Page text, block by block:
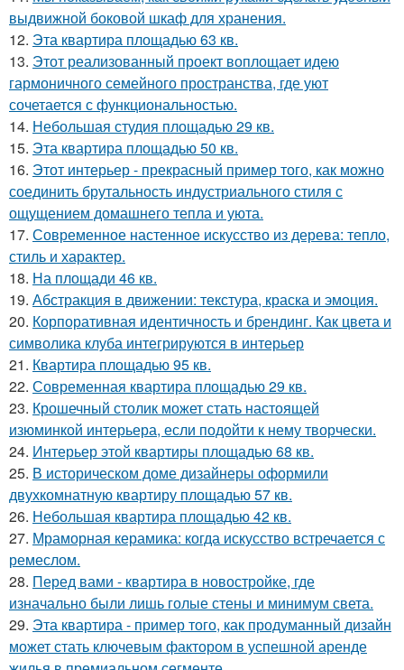
выдвижной боковой шкаф для хранения.
12. Эта квартира площадью 63 кв.
13. Этот реализованный проект воплощает идею
гармоничного семейного пространства, где уют
сочетается с функциональностью.
14. Небольшая студия площадью 29 кв.
15. Эта квартира площадью 50 кв.
16. Этот интерьер - прекрасный пример того, как можно
соединить брутальность индустриального стиля с
ощущением домашнего тепла и уюта.
17. Современное настенное искусство из дерева: тепло,
стиль и характер.
18. На площади 46 кв.
19. Абстракция в движении: текстура, краска и эмоция.
20. Корпоративная идентичность и брендинг. Как цвета и
символика клуба интегрируются в интерьер
21. Квартира площадью 95 кв.
22. Современная квартира площадью 29 кв.
23. Крошечный столик может стать настоящей
изюминкой интерьера, если подойти к нему творчески.
24. Интерьер этой квартиры площадью 68 кв.
25. В историческом доме дизайнеры оформили
двухкомнатную квартиру площадью 57 кв.
26. Небольшая квартира площадью 42 кв.
27. Мраморная керамика: когда искусство встречается с
ремеслом.
28. Перед вами - квартира в новостройке, где
изначально были лишь голые стены и минимум света.
29. Эта квартира - пример того, как продуманный дизайн
может стать ключевым фактором в успешной аренде